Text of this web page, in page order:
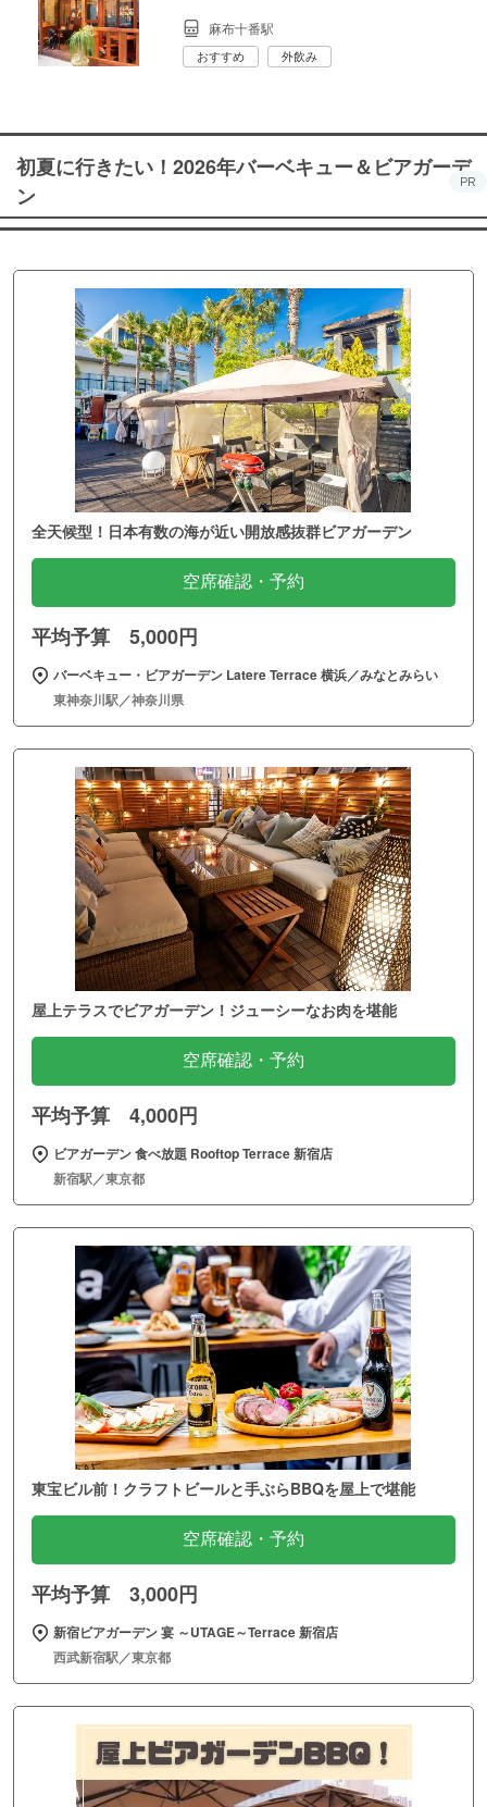
麻布十番駅
おすすめ 外飲み
初夏に行きたい！2026年バーベキュー＆ビアガーデ
ン
PR
全天候型！日本有数の海が近い開放感抜群ビアガーデン
空席確認・予約
平均予算 5,000円
バーベキュー・ビアガーデン Latere Terrace 横浜／みなとみらい
東神奈川駅／神奈川県
屋上テラスでビアガーデン！ジューシーなお肉を堪能
空席確認・予約
平均予算 4,000円
ビアガーデン 食べ放題 Rooftop Terrace 新宿店
新宿駅／東京都
東宝ビル前！クラフトビールと手ぶらBBQを屋上で堪能
空席確認・予約
平均予算 3,000円
新宿ビアガーデン 宴 ～UTAGE～Terrace 新宿店
西武新宿駅／東京都